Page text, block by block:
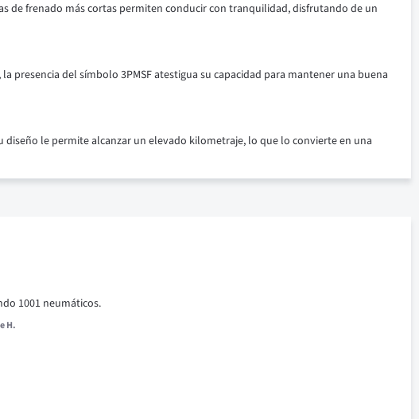
de frenado más cortas permiten conducir con tranquilidad, disfrutando de un
presencia del símbolo 3PMSF atestigua su capacidad para mantener una buena
le permite alcanzar un elevado kilometraje, lo que lo convierte en una
1001 neumáticos.
H.